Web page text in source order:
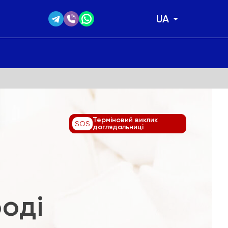
UA
SOS Терміновий виклик
доглядальниці